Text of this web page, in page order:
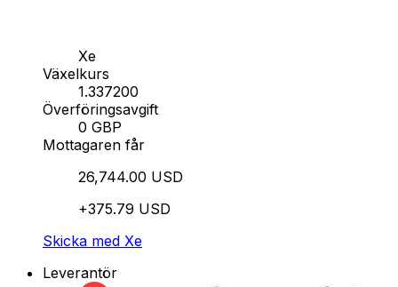
Xe
Växelkurs
1.337200
Överföringsavgift
0 GBP
Mottagaren får
26,744.00 USD
+375.79 USD
Skicka med Xe
Leverantör